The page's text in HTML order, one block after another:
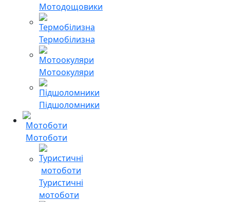
Мотодощовики
Термобілизна
Мотоокуляри
Підшоломники
Мотоботи
Туристичні
мотоботи